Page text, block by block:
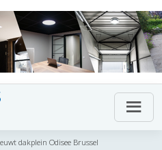
dakplein Odisee Brussel